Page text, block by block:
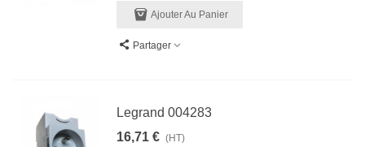
Ajouter Au Panier
Partager
Legrand 004283
16,71 € (HT)